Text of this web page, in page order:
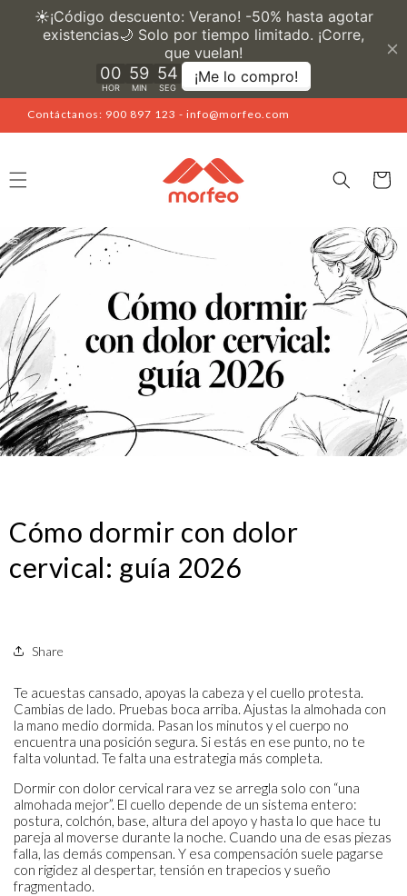
directamente
al contenido
Contáctanos: 900 897 123 - info@morfeo.com
Carrito
Cómo dormir con dolor
cervical: guía 2026
Share
Te acuestas cansado, apoyas la cabeza y el cuello protesta.
Cambias de lado. Pruebas boca arriba. Ajustas la almohada con
la mano medio dormida. Pasan los minutos y el cuerpo no
encuentra una posición segura. Si estás en ese punto, no te
falta voluntad. Te falta una estrategia más completa.
Dormir con dolor cervical rara vez se arregla solo con “una
almohada mejor”. El cuello depende de un sistema entero:
postura, colchón, base, altura del apoyo y hasta lo que hace tu
pareja al moverse durante la noche. Cuando una de esas piezas
falla, las demás compensan. Y esa compensación suele pagarse
con rigidez al despertar, tensión en trapecios y sueño
fragmentado.